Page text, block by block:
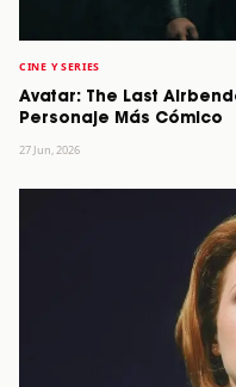
CINE Y SERIES
Avatar: The Last
Personaje Más Cómico
27 Jun, 2026